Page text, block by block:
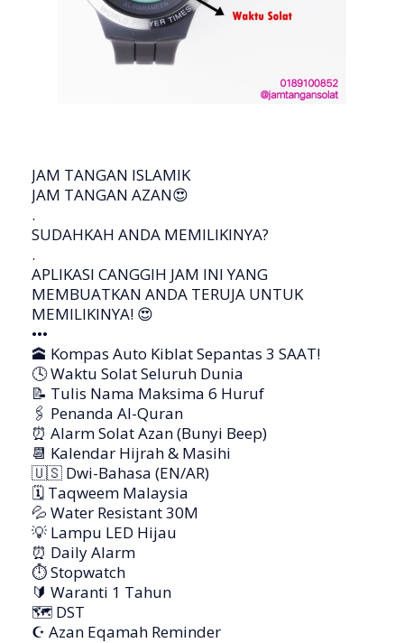
JAM TANGAN ISLAMIK
JAM TANGAN AZAN😍
.
SUDAHKAH ANDA MEMILIKINYA?
.
APLIKASI CANGGIH JAM INI YANG
MEMBUATKAN ANDA TERUJA UNTUK
MEMILIKINYA! 😍
•••
🕋 Kompas Auto Kiblat Sepantas 3 SAAT!
🕓 Waktu Solat Seluruh Dunia
📝 Tulis Nama Maksima 6 Huruf
🖇 Penanda Al-Quran
⏰ Alarm Solat Azan (Bunyi Beep)
📆 Kalendar Hijrah & Masihi
🇺🇸 Dwi-Bahasa (EN/AR)
🗓 Taqweem Malaysia
💦 Water Resistant 30M
💡 Lampu LED Hijau
⏰ Daily Alarm
⏱ Stopwatch
🔰 Waranti 1 Tahun
🗺 DST
☪ Azan Eqamah Reminder